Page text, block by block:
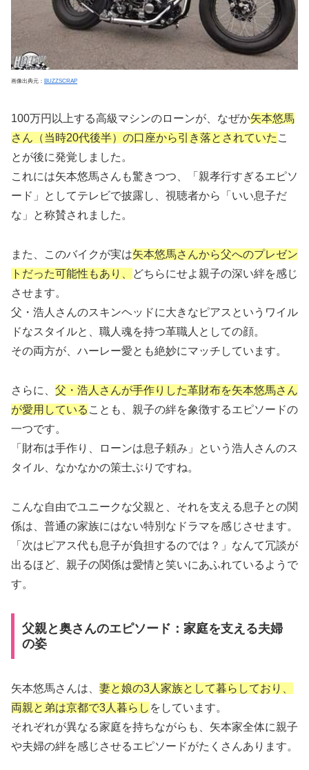
画像出典元： BUZZSCRAP
100万円以上する高級マシンのローンが、なぜか矢本悠馬
さん（当時20代後半）の口座から引き落とされていた こ
とが後に発覚しました。
これには矢本悠馬さんも驚きつつ、「親孝行すぎるエピソ
ード」としてテレビで披露し、視聴者から「いい息子だ
な」と称賛されました。
また、このバイクが実は矢本悠馬さんから父へのプレゼン
トだった可能性もあり、
どちらにせよ親子の深い絆を感じ
させます。
父・浩人さんのスキンヘッドに大きなピアスというワイル
ドなスタイルと、職人魂を持つ革職人としての顔。
その両方が、ハーレー愛とも絶妙にマッチしています。
さらに、 父・浩人さんが手作りした革財布を矢本悠馬さん
が愛用している ことも、親子の絆を象徴するエピソードの
一つです。
「財布は手作り、ローンは息子頼み」という浩人さんのス
タイル、なかなかの策士ぶりですね。
こんな自由でユニークな父親と、それを支える息子との関
係は、普通の家族にはない特別なドラマを感じさせます。
「次はピアス代も息子が負担するのでは？」なんて冗談が
出るほど、親子の関係は愛情と笑いにあふれているようで
す。
父親と奥さんのエピソード：家庭を支える夫婦
の姿
矢本悠馬さんは、 妻と娘の3人家族として暮らしており、
両親と弟は京都で3人暮らし をしています。
それぞれが異なる家庭を持ちながらも、矢本家全体に親子
や夫婦の絆を感じさせるエピソードがたくさんあります。